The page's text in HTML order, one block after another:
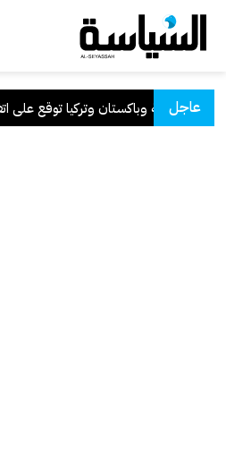
عاجل
السعودية وباكستان وتركيا توقع على